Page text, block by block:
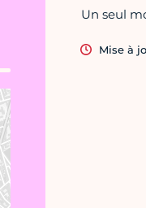
Un seul
Mise à